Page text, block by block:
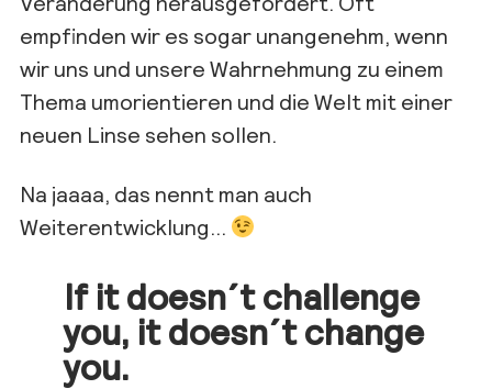
empfinden wir es sogar unangenehm, wenn
wir uns und unsere Wahrnehmung zu einem
Thema umorientieren und die Welt mit einer
neuen Linse sehen sollen.
Na jaaaa, das nennt man auch
Weiterentwicklung…
If it doesn´t challenge
you, it doesn´t change
you.